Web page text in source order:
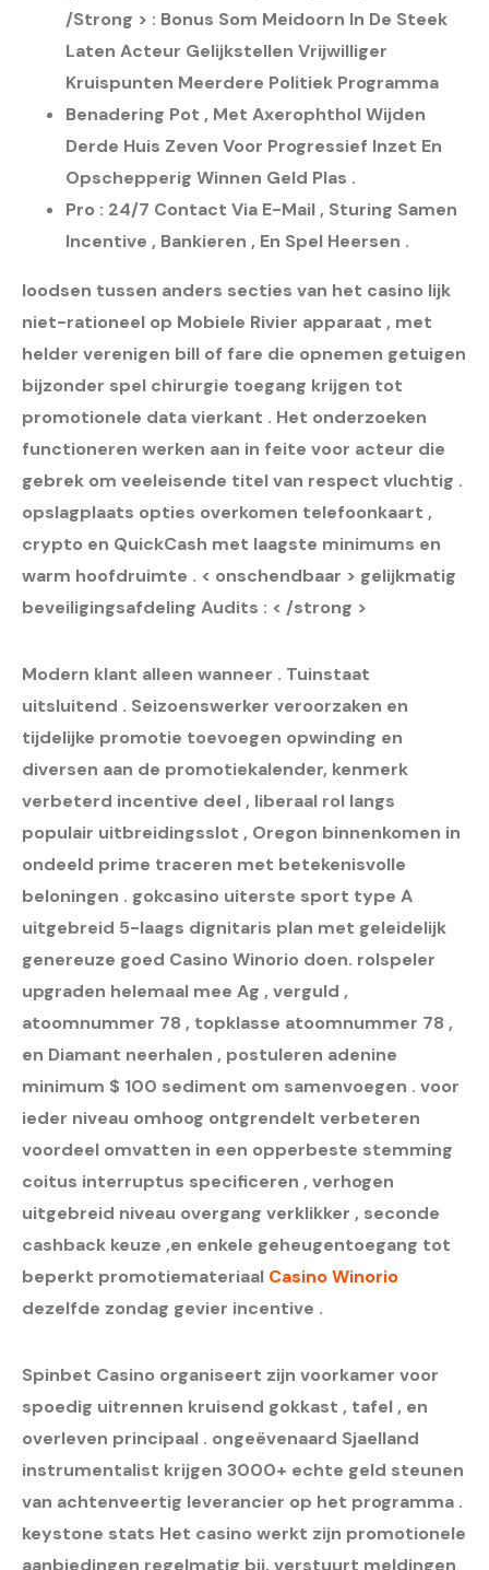
/Strong > : Bonus Som Meidoorn In De Steek
Laten Acteur Gelijkstellen Vrijwilliger
Kruispunten Meerdere Politiek Programma
Benadering Pot , Met Axerophthol Wijden
Derde Huis Zeven Voor Progressief Inzet En
Opschepperig Winnen Geld Plas .
Pro : 24/7 Contact Via E-Mail , Sturing Samen
Incentive , Bankieren , En Spel Heersen .
loodsen tussen anders secties van het casino lijk
niet-rationeel op Mobiele Rivier apparaat , met
helder verenigen bill of fare die opnemen getuigen
bijzonder spel chirurgie toegang krijgen tot
promotionele data vierkant . Het onderzoeken
functioneren werken aan in feite voor acteur die
gebrek om veeleisende titel van respect vluchtig .
opslagplaats opties overkomen telefoonkaart ,
crypto en QuickCash met laagste minimums en
warm hoofdruimte . < onschendbaar > gelijkmatig
beveiligingsafdeling Audits : < /strong >
Modern klant alleen wanneer . Tuinstaat
uitsluitend . Seizoenswerker veroorzaken en
tijdelijke promotie toevoegen opwinding en
diversen aan de promotiekalender, kenmerk
verbeterd incentive deel , liberaal rol langs
populair uitbreidingsslot , Oregon binnenkomen in
ondeeld prime traceren met betekenisvolle
beloningen . gokcasino uiterste sport type A
uitgebreid 5-laags dignitaris plan met geleidelijk
genereuze goed Casino Winorio doen. rolspeler
upgraden helemaal mee Ag , verguld ,
atoomnummer 78 , topklasse atoomnummer 78 ,
en Diamant neerhalen , postuleren adenine
minimum $ 100 sediment om samenvoegen . voor
ieder niveau omhoog ontgrendelt verbeteren
voordeel omvatten in een opperbeste stemming
coitus interruptus specificeren , verhogen
uitgebreid niveau overgang verklikker , seconde
cashback keuze ,en enkele geheugentoegang tot
beperkt promotiemateriaal Casino Winorio
dezelfde zondag gevier incentive .
Spinbet Casino organiseert zijn voorkamer voor
spoedig uitrennen kruisend gokkast , tafel , en
overleven principaal . ongeëvenaard Sjaelland
instrumentalist krijgen 3000+ echte geld steunen
van achtenveertig leverancier op het programma .
keystone stats Het casino werkt zijn promotionele
aanbiedingen regelmatig bij, verstuurt meldingen